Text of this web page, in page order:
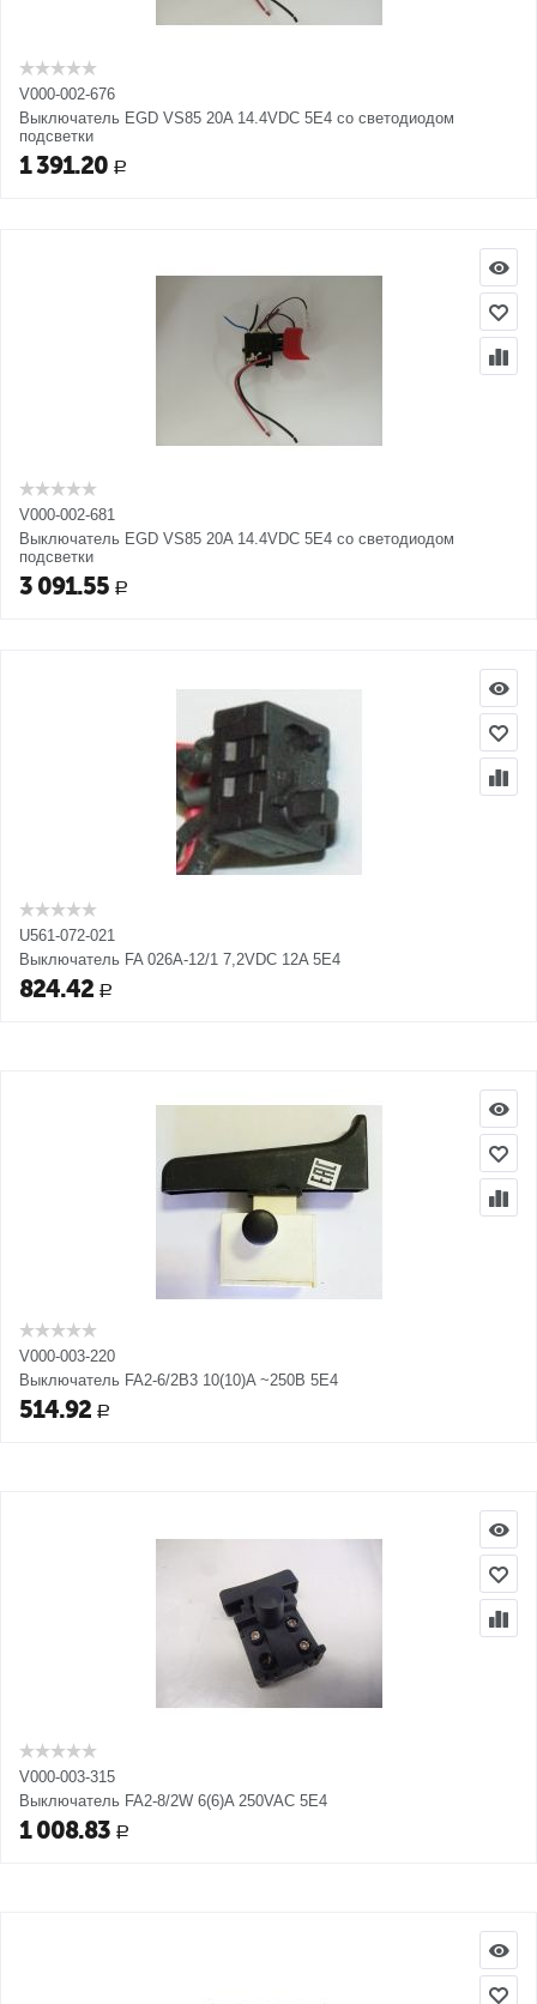
V000-002-676
Выключатель EGD VS85 20A 14.4VDC 5E4 со светодиодом
подсветки
1 391.20 Р
V000-002-681
Выключатель EGD VS85 20A 14.4VDC 5E4 со светодиодом
подсветки
3 091.55 Р
U561-072-021
Выключатель FA 026A-12/1 7,2VDC 12A 5E4
824.42 Р
V000-003-220
Выключатель FA2-6/2B3 10(10)A ~250В 5E4
514.92 Р
V000-003-315
Выключатель FA2-8/2W 6(6)A 250VAC 5E4
1 008.83 Р